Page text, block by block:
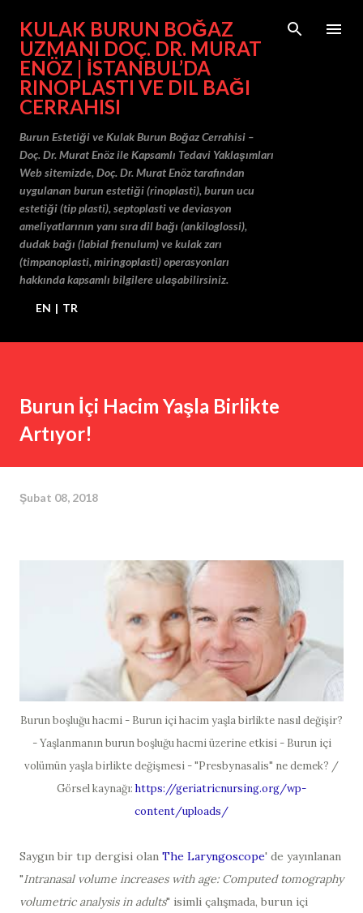
Ana içeriğe atla
KULAK BURUN BOĞAZ
UZMANI DOÇ. DR. MURAT
ENÖZ | İSTANBUL’DA
RINOPLASTI VE DIL BAĞI
CERRAHISI
Burun Estetiği ve Kulak Burun Boğaz Cerrahisi –
Doç. Dr. Murat Enöz ile Kapsamlı Tedavi Yaklaşımları
Web sitemizde, Doç. Dr. Murat Enöz tarafından
uygulanan burun estetiği (rinoplasti), burun ucu
estetiği (tip plasti), septoplasti ve deviasyon
ameliyatlarının yanı sıra dil bağı (ankiloglossi),
dudak bağı (labial frenulum) ve kulak zarı
(timpanoplasti, miringoplasti) operasyonları
hakkında kapsamlı bilgilere ulaşabilirsiniz.
EN | TR
Burun İçi Hacim Yaşla Birlikte
Artıyor!
Şubat 08, 2018
Burun boşluğu hacmi - Burun içi hacim yaşla birlikte nasıl değişir?
- Yaşlanmanın burun boşluğu hacmi üzerine etkisi - Burun içi
volümün yaşla birlikte değişmesi - "Presbynasalis" ne demek? /
Görsel kaynağı: https://geriatricnursing.org/wp-
content/uploads/
Saygın bir tıp dergisi olan The Laryngoscope' de yayınlanan
"Intranasal volume increases with age: Computed tomography
volumetric analysis in adults" isimli çalışmada, burun içi